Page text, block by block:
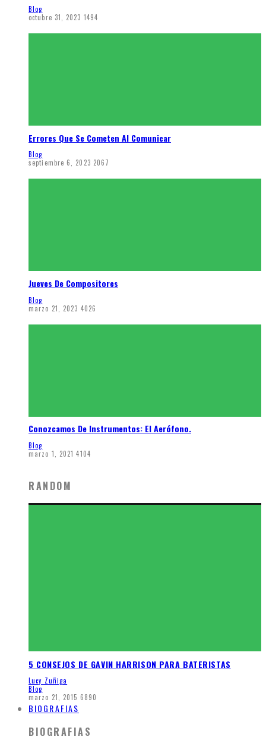
Blog
octubre 31, 2023 1494
Errores Que Se Cometen Al Comunicar
Blog
septiembre 6, 2023 2067
Jueves De Compositores
Blog
marzo 21, 2023 4026
Conozcamos De Instrumentos: El Aerófono.
Blog
marzo 1, 2021 4104
RANDOM
5 CONSEJOS DE GAVIN HARRISON PARA BATERISTAS
Lucy Zuñiga
Blog
marzo 21, 2015 6890
BIOGRAFIAS
BIOGRAFIAS